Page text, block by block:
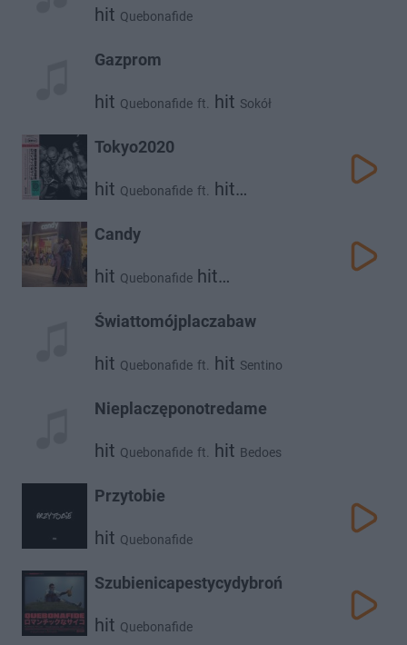
hit Quebonafide
Gazprom
hit Quebonafide ft. hit Sokół
Tokyo2020
hit Quebonafide ft. hit
Candy
hit Quebonafide hit
Świattomójplaczabaw
hit Quebonafide ft. hit Sentino
Nieplaczęponotredame
hit Quebonafide ft. hit Bedoes
Przytobie
hit Quebonafide
Szubienicapestycydybroń
hit Quebonafide